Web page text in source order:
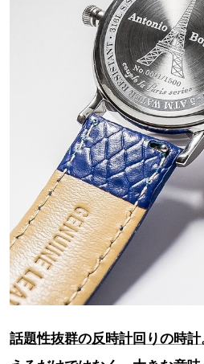
話題性抜群の反時計回りの時